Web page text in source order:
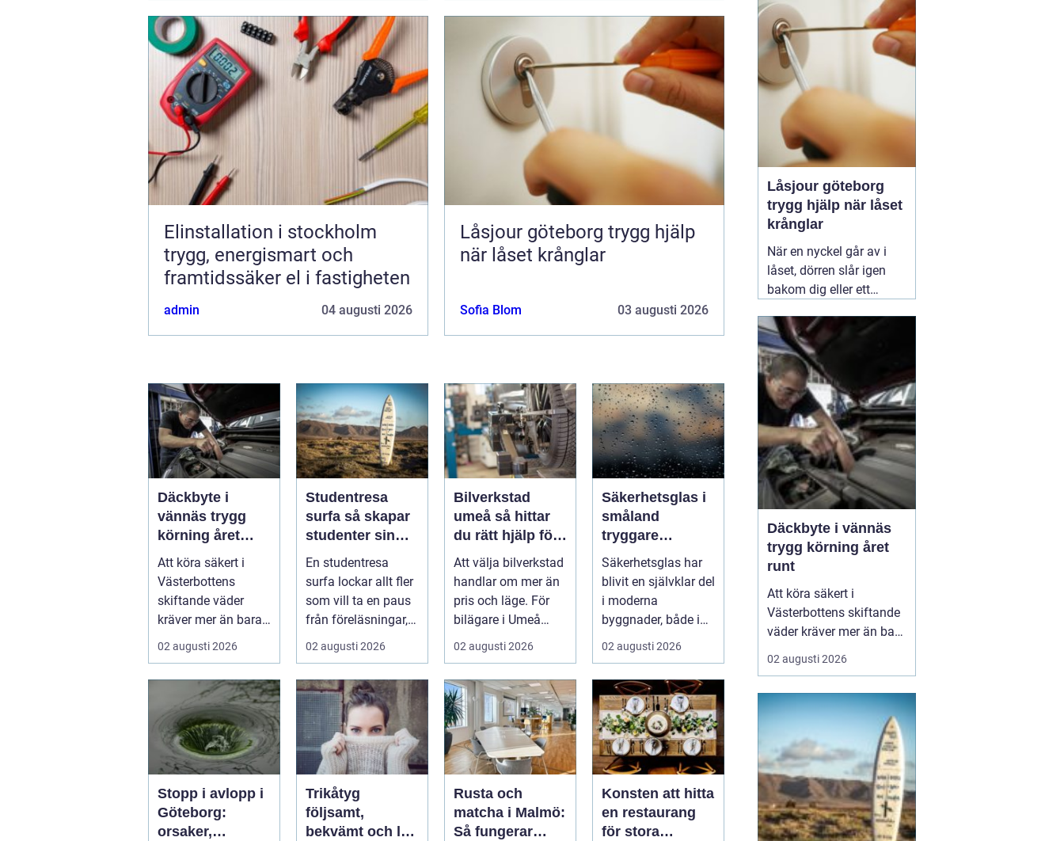
Elinstallation i stockholm
trygg, energismart och
framtidssäker el i fastigheten
admin 04 augusti 2026
Låsjour göteborg trygg hjälp
när låset krånglar
Sofia Blom 03 augusti 2026
Däckbyte i
vännäs trygg
körning året
runt
Att köra säkert i
Västerbottens
skiftande väder
kräver mer än bara
ett körkort och en
pålitlig bil. ...
02 augusti 2026
Studentresa
surfa så skapar
studenter sin
ultimata paus
från plugget
En studentresa
surfa lockar allt fler
som vill ta en paus
från föreläsningar,
tentaplugg och
sena kv...
02 augusti 2026
Bilverkstad
umeå så hittar
du rätt hjälp för
din bil
Att välja bilverkstad
handlar om mer än
pris och läge. För
bilägare i Umeå
väger trygghet,
tillgängl...
02 augusti 2026
Säkerhetsglas i
småland
tryggare
byggnader med
smarta
glaslösningar
Säkerhetsglas har
blivit en självklar del
i moderna
byggnader, både i
hem och offentliga
miljöer. I ...
02 augusti 2026
Stopp i avlopp i
Göteborg:
orsaker,
Trikåtyg
följsamt,
bekvämt och lätt
Rusta och
matcha i Malmö:
Så fungerar
Konsten att hitta
en restaurang
för stora
ventilation, laddboxar
och solcellsbatterier ska
fungera tillsammans
säkert, effektivt och utan
onödigt krångel. En
augusti 2026
Låsjour göteborg
trygg hjälp när låset
krånglar
När en nyckel går av i
låset, dörren slår igen
bakom dig eller ett
och karm, uppstår ofta
stress och osäkerhet. I
den stunden spelar
klockslaget ingen roll du
behöver hjälp direkt. En
03 augusti 2026
Däckbyte i vännäs
trygg körning året
runt
Att köra säkert i
Västerbottens skiftande
väder kräver mer än bara
ett körkort och en pålitlig
bil. Däckens skick och
roll för både
bromssträcka, kontroll
och komfort. I en ort
som Vännäs, där
vintrarna ofta är långa
och vägar...
02 augusti 2026